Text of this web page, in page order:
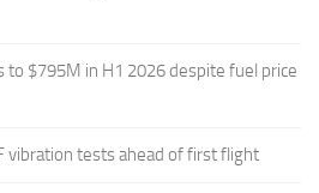
to $795M in H1 2026 despite fuel price
vibration tests ahead of first flight